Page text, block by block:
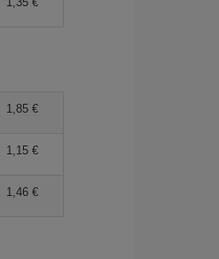
1,85 €
1,15 €
1,46 €